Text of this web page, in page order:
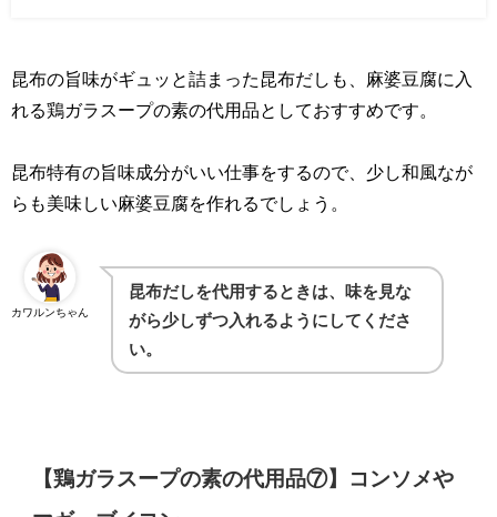
昆布の旨味がギュッと詰まった昆布だしも、麻婆豆腐に入
れる鶏ガラスープの素の代用品としておすすめです。
昆布特有の旨味成分がいい仕事をするので、少し和風なが
らも美味しい麻婆豆腐を作れるでしょう。
カワルンちゃん
昆布だしを代用するときは、味を見な
がら少しずつ入れるようにしてくださ
い。
【鶏ガラスープの素の代用品⑦】コンソメや